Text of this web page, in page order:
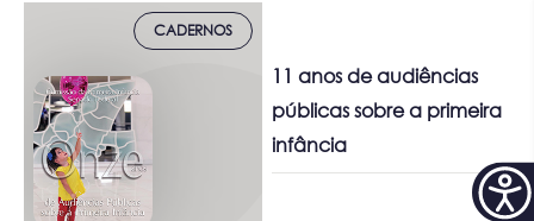
CADERNOS
11 anos de audiências
públicas sobre a primeira
infância